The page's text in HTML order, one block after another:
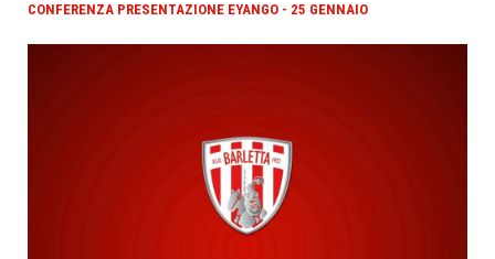
CONFERENZA PRESENTAZIONE EYANGO - 25 GENNAIO